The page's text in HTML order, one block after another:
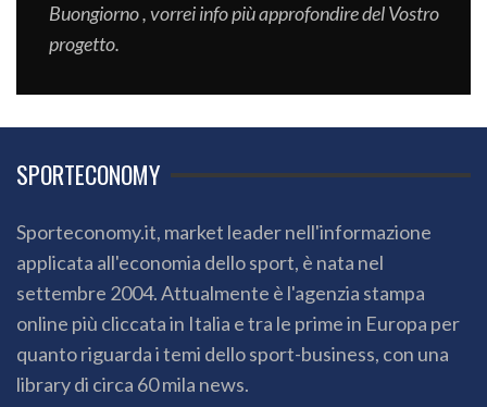
Buongiorno , vorrei info più approfondire del Vostro
progetto.
SPORTECONOMY
Sporteconomy.it, market leader nell'informazione
applicata all'economia dello sport, è nata nel
settembre 2004. Attualmente è l'agenzia stampa
online più cliccata in Italia e tra le prime in Europa per
quanto riguarda i temi dello sport-business, con una
library di circa 60 mila news.